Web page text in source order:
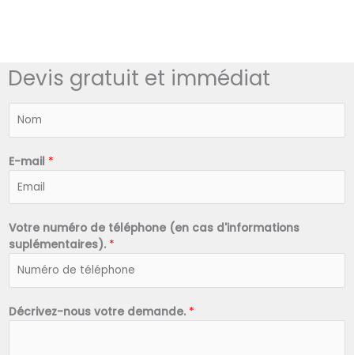
Devis gratuit et immédiat
*
E-mail *
Votre numéro de téléphone (en cas d'informations
suplémentaires). *
Décrivez-nous votre demande. *